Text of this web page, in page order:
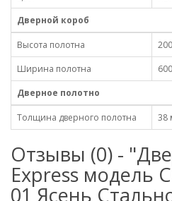
Дверной короб
Высота полотна
Ширина полотна
Дверное полотно
Толщина дверного полотна 38
Отзывы (0) -
Express модель
01 Ясень